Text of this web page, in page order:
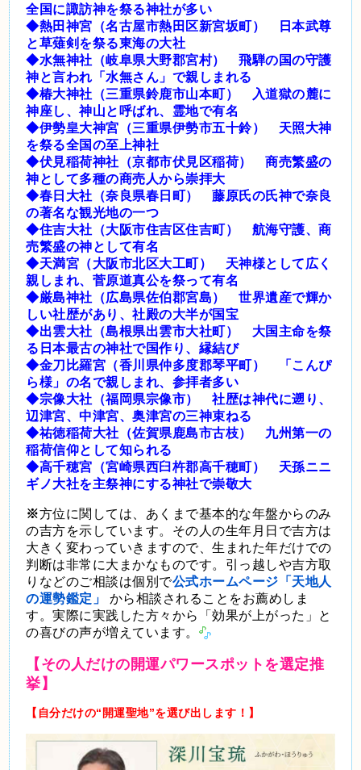
全国に諏訪神を祭る神社が多い
◆熱田神宮（名古屋市熱田区新宮坂町） 日本武尊
と草薙剣を祭る東海の大社
◆水無神社（岐阜県大野郡宮村） 飛騨の国の守護
神と言われ「水無さん」で親しまれる
◆椿大神社（三重県鈴鹿市山本町） 入道獄の麓に
神座し、神山と呼ばれ、霊地で有名
◆伊勢皇大神宮（三重県伊勢市五十鈴） 天照大神
を祭る全国の至上神社
◆伏見稲荷神社（京都市伏見区稲荷） 商売繁盛の
神として多種の商売人から崇拝大
◆春日大社（奈良県春日町） 藤原氏の氏神で奈良
の著名な観光地の一つ
◆住吉大社（大阪市住吉区住吉町） 航海守護、商
売繁盛の神として有名
◆天満宮（大阪市北区大工町） 天神様として広く
親しまれ、菅原道真公を祭って有名
◆厳島神社（広島県佐伯郡宮島） 世界遺産で輝か
しい社歴があり、社殿の大半が国宝
◆出雲大社（島根県出雲市大社町） 大国主命を祭
る日本最古の神社で国作り、縁結び
◆金刀比羅宮（香川県仲多度郡琴平町） 「こんぴ
ら様」の名で親しまれ、参拝者多い
◆宗像大社（福岡県宗像市） 社歴は神代に遡り、
辺津宮、中津宮、奥津宮の三神束ねる
◆祐徳稲荷大社（佐賀県鹿島市古枝） 九州第一の
稲荷信仰として知られる
◆高千穂宮（宮崎県西臼杵郡高千穂町） 天孫ニニ
ギノ大社を主祭神にする神社で崇敬大
※方位に関しては、あくまで基本的な年盤からのみ
の吉方を示しています。その人の生年月日で吉方は
大きく変わっていきますので、生まれた年だけでの
判断は非常に大まかなものです。引っ越しや吉方取
りなどのご相談は個別で公式ホームページ「天地人
の運勢鑑定」
から相談されることをお薦めしま
す。実際に実践した方々から「効果が上がった」と
の喜びの声が増えています。
【その人だけの開運パワースポットを選定推
挙】
【自分だけの“開運聖地”を選び出します！】